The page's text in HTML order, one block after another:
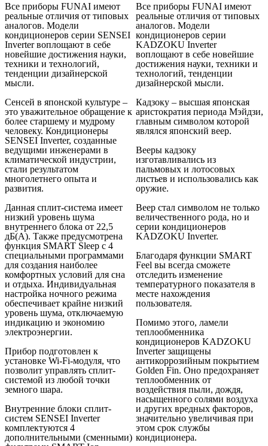
Все приборы FUNAI имеют
реальные отличия от типовых
аналогов. Модели
кондиционеров серии SENSEI
Inverter воплощают в себе
новейшие достижения науки,
техники и технологий,
тенденции дизайнерской
мысли.
Сенсей в японской культуре –
это уважительное обращение к
более старшему и мудрому
человеку. Кондиционеры
SENSEI Inverter, созданные
ведущими инженерами в
климатической индустрии,
стали результатом
многолетнего опыта и
развития.
Данная сплит-система имеет
низкий уровень шума
внутреннего блока от 22,5
дБ(А). Также предусмотрена
функция SMART Sleep с 4
специальными программами
для создания наиболее
комфортных условий для сна
и отдыха. Индивидуальная
настройка ночного режима
обеспечивает крайне низкий
уровень шума, отключаемую
индикацию и экономию
электроэнергии.
Прибор подготовлен к
установке Wi-Fi-модуля, что
позволит управлять сплит-
системой из любой точки
земного шара.
Внутренние блоки сплит-
систем SENSEI Inverter
комплектуются 4
дополнительными (сменными)
Все приборы FUNAI имеют
реальные отличия от типовых
аналогов. Модели
кондиционеров серии
KADZOKU Inverter
воплощают в себе новейшие
достижения науки, техники и
технологий, тенденции
дизайнерской мысли.
Кадзоку – высшая японская
аристократия периода Мэйдзи,
главным символом которой
являлся японский веер.
Вееры кадзоку
изготавливались из
пальмовых и лотосовых
листьев и использовались как
оружие.
Веер стал символом не только
величественного рода, но и
серии кондиционеров
KADZOKU Inverter.
Благодаря функции SMART
Feel вы всегда сможете
отследить изменение
температурного показателя в
месте нахождения
пользователя.
Помимо этого, ламели
теплообменника
кондиционеров KADZOKU
Inverter защищены
антикоррозийным покрытием
Golden Fin. Оно предохраняет
теплообменник от
воздействия пыли, дождя,
насыщенного солями воздуха
и других вредных факторов,
значительно увеличивая при
этом срок службы
кондиционера.